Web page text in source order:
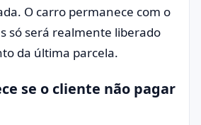
O carro permanece com o
só será realmente liberado
da última parcela.
se o cliente não pagar